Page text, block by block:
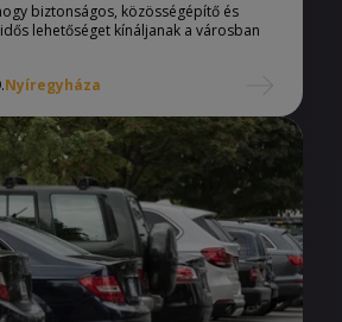
biztonságos, közösségépítő és
lehetőséget kínáljanak a városban
Nyíregyháza